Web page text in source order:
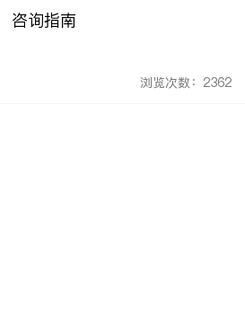
咨询指南
浏览次数：2362